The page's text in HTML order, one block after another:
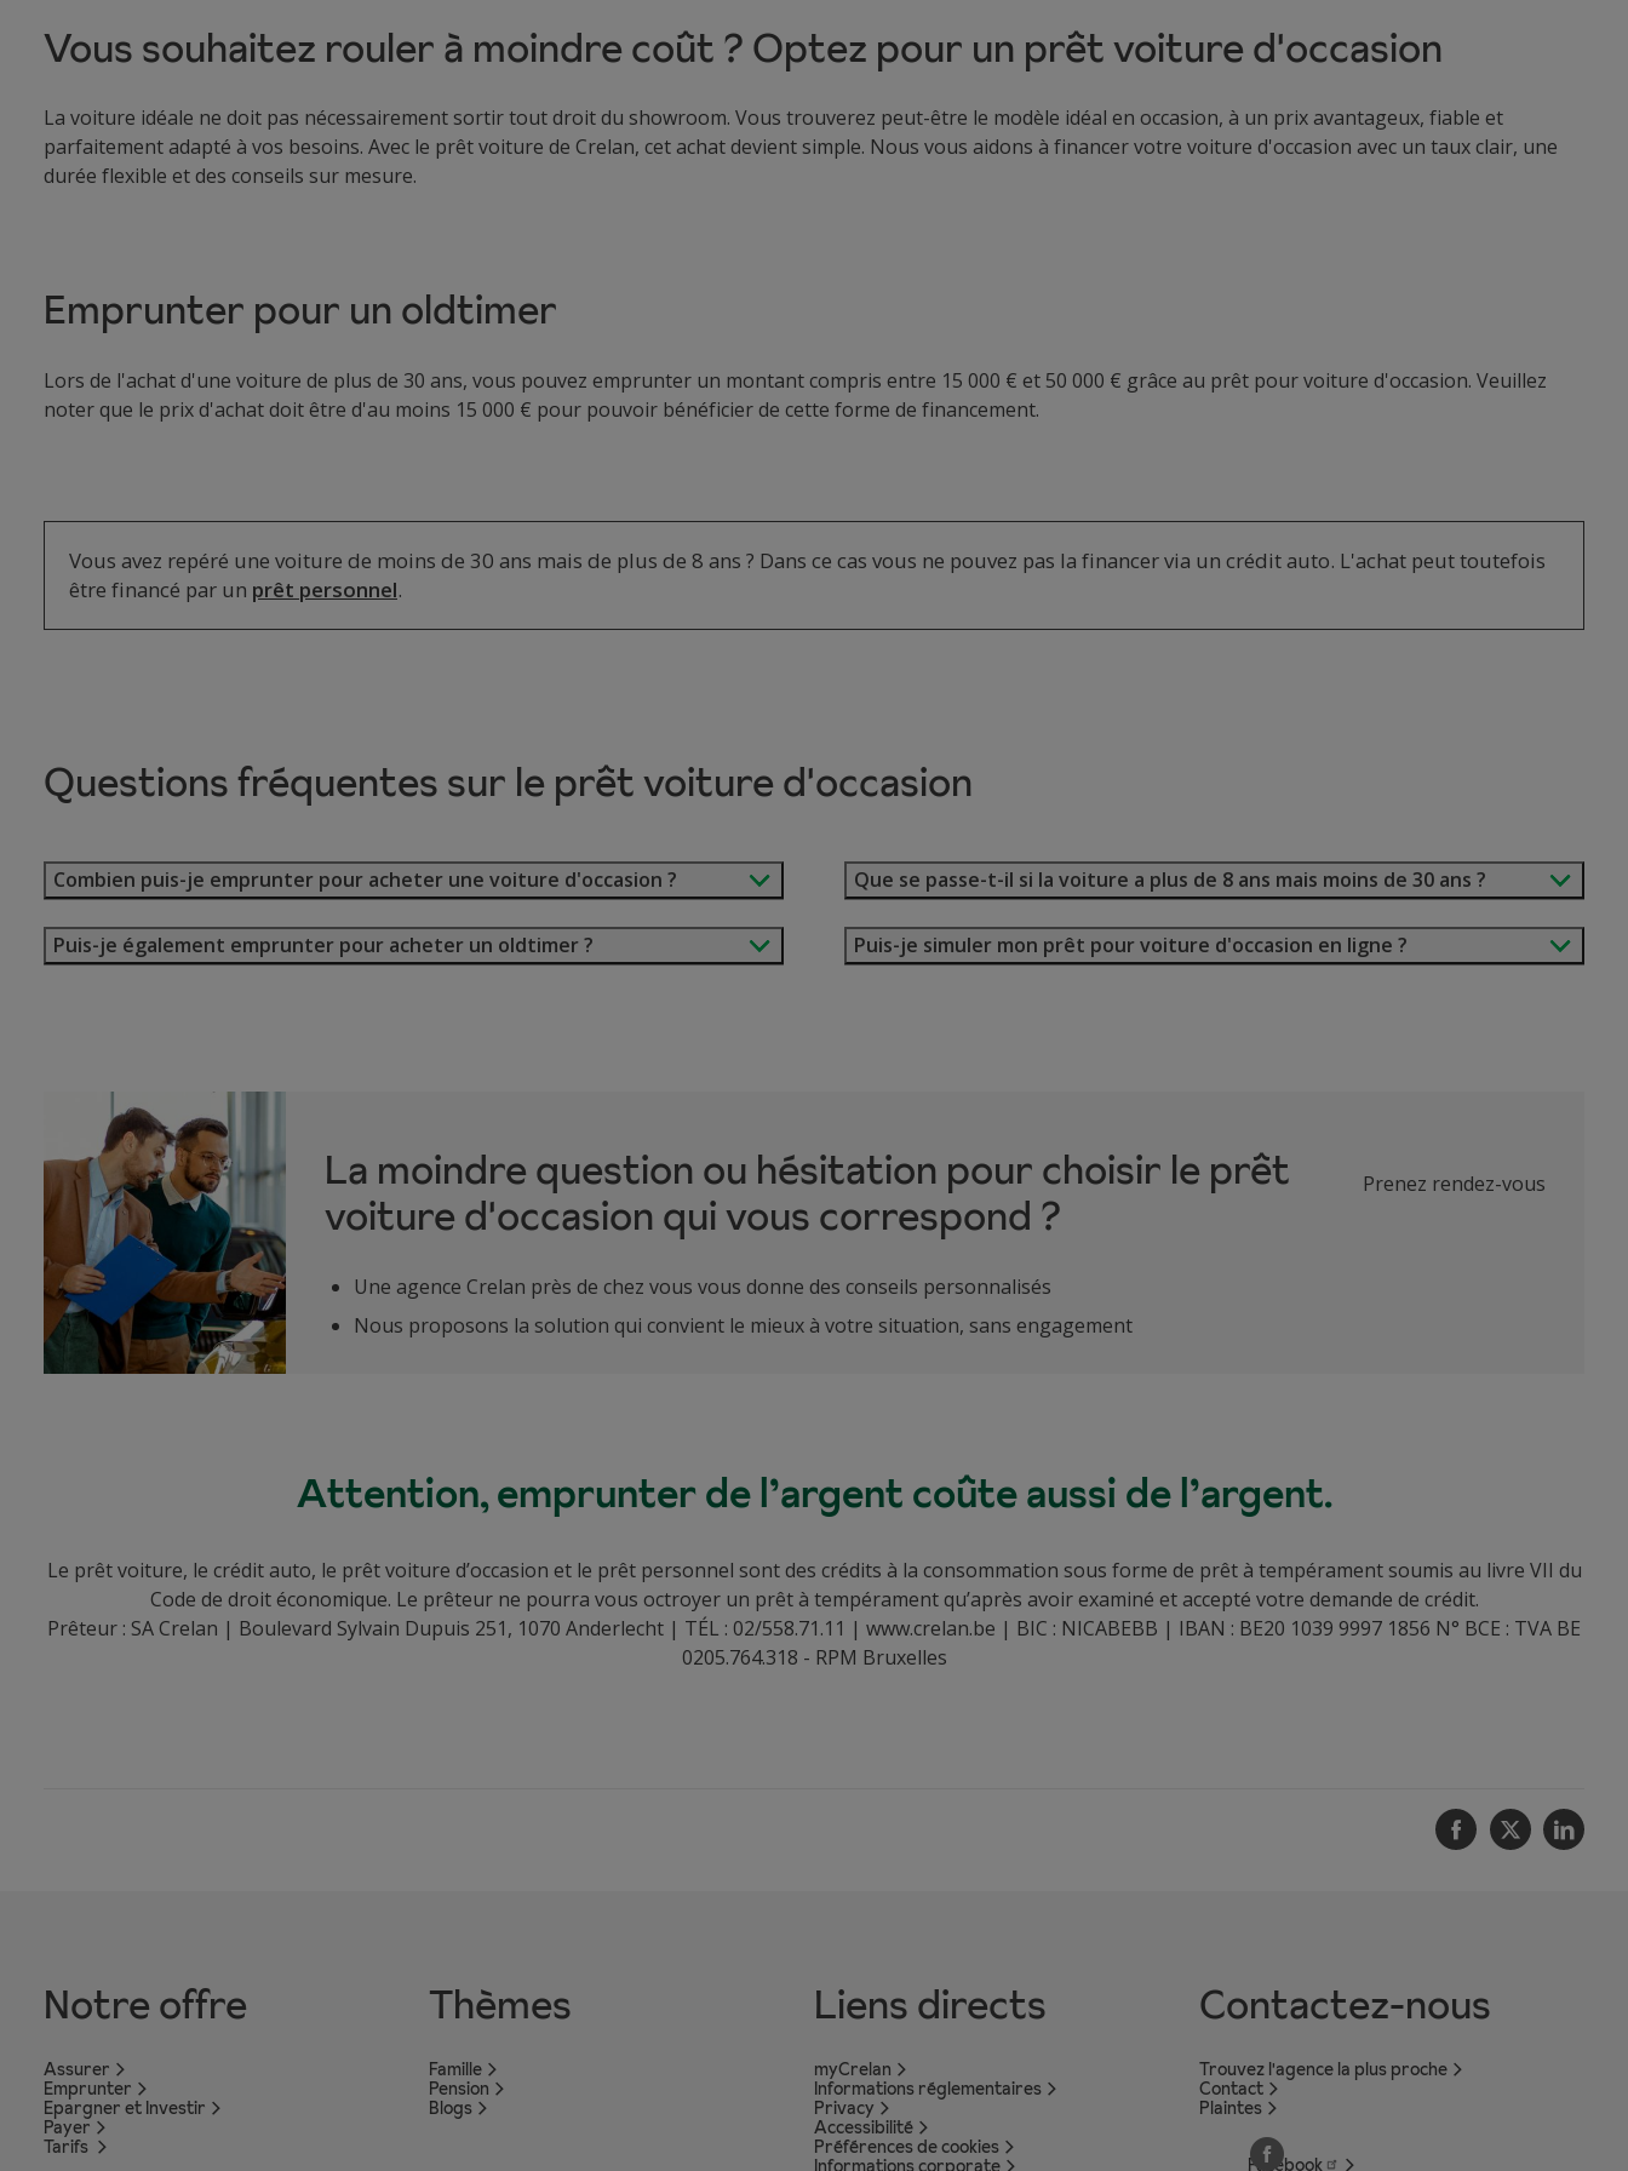
Vous souhaitez rouler à moindre coût ? Optez pour un prêt voiture d'occasion
La voiture idéale ne doit pas nécessairement sortir tout droit du showroom. Vous trouverez peut-être le modèle idéal en occasion, à un prix avantageux, fiable et
parfaitement adapté à vos besoins. Avec le prêt voiture de Crelan, cet achat devient simple. Nous vous aidons à financer votre voiture d'occasion avec un taux clair, une
durée flexible et des conseils sur mesure.
Emprunter pour un oldtimer
Lors de l'achat d'une voiture de plus de 30 ans, vous pouvez emprunter un montant compris entre 15 000 € et 50 000 € grâce au prêt pour voiture d'occasion. Veuillez
noter que le prix d'achat doit être d'au moins 15 000 € pour pouvoir bénéficier de cette forme de financement.
Vous avez repéré une voiture de moins de 30 ans mais de plus de 8 ans ? Dans ce cas vous ne pouvez pas la financer via un crédit auto. L'achat peut toutefois
être financé par un prêt personnel.
Questions fréquentes sur le prêt voiture d'occasion
Combien puis-je emprunter pour acheter une voiture d'occasion ?
Puis-je également emprunter pour acheter un oldtimer ?
Que se passe-t-il si la voiture a plus de 8 ans mais moins de 30 ans ?
Puis-je simuler mon prêt pour voiture d'occasion en ligne ?
La moindre question ou hésitation pour choisir le prêt
voiture d'occasion qui vous correspond ?
Une agence Crelan près de chez vous vous donne des conseils personnalisés
Nous proposons la solution qui convient le mieux à votre situation, sans engagement
Prenez rendez-vous
Attention, emprunter de l’argent coûte aussi de l’argent.
Le prêt voiture, le crédit auto, le prêt voiture d’occasion et le prêt personnel sont des crédits à la consommation sous forme de prêt à tempérament soumis au livre VII du
Code de droit économique. Le prêteur ne pourra vous octroyer un prêt à tempérament qu’après avoir examiné et accepté votre demande de crédit.
Prêteur : SA Crelan | Boulevard Sylvain Dupuis 251, 1070 Anderlecht | TÉL : 02/558.71.11 | www.crelan.be | BIC : NICABEBB | IBAN : BE20 1039 9997 1856 N° BCE : TVA BE
0205.764.318 - RPM Bruxelles
Facebook
Twitter
Notre offre
Assurer
Emprunter
Epargner et Investir
Payer
Tarifs
Thèmes
Famille
Pension
Blogs
Liens directs
myCrelan
Informations réglementaires
Privacy
Accessibilité
Préférences de cookies
Informations corporate
Contactez-nous
Trouvez l'agence la plus proche
Contact
Plaintes
Facebook